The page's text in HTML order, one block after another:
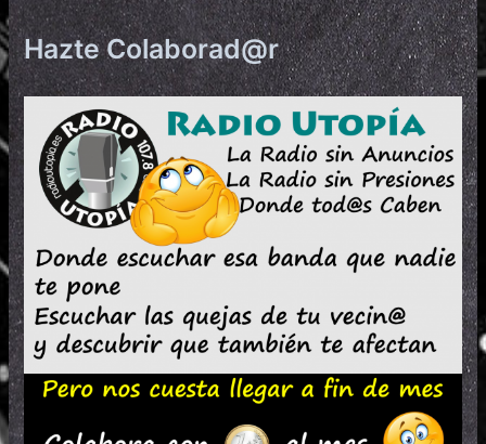
Hazte Colaborad@r